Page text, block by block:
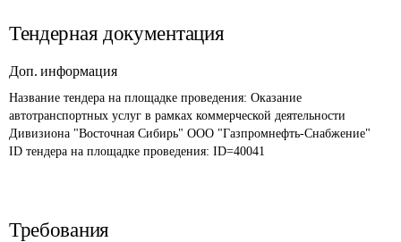
Тендерная документация
Доп. информация
Название тендера на площадке проведения: Оказание
автотранспортных услуг в рамках коммерческой деятельности
Дивизиона "Восточная Сибирь" ООО "Газпромнефть-Снабжение"
ID тендера на площадке проведения: ID=40041
Требования